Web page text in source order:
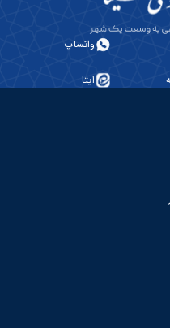
واتساپ
ایتا